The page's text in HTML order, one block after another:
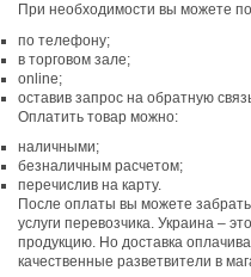
При необходимости вы можете
по телефону;
в торговом зале;
online;
оставив запрос на обратную
Оплатить товар можно:
наличными;
безналичным расчетом;
перечислив на карту.
После оплаты вы можете
услуги перевозчика. Украина –
продукцию. Но доставка
качественные разветвители в